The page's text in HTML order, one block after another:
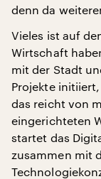
denn da
Vieles ist auf
Wirtschaft
mit der Stadt
Projekte
das reicht von
eingerichteten
startet das
zusammen mit